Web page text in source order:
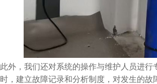
此外，我们还对系统的操作与维护人员进
时，建立故障记录和分析制度，对发生的故